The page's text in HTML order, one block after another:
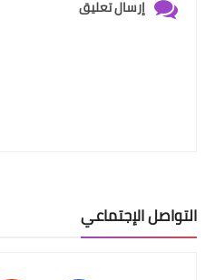
إرسال تعليق
التواصل الإجتماعي